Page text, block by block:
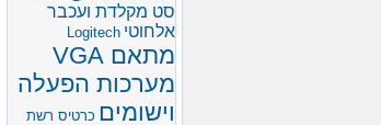
סט מקלדת ועכבר
אלחוטי Logitech
מתאם VGA
מערכות הפעלה
וישומים כרטיס רשת